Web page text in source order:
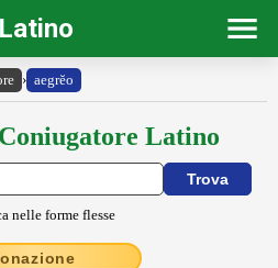
› aegrĕo
Latino
nelle forme flesse